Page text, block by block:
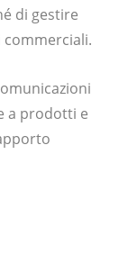
di gestire
a prodotti e